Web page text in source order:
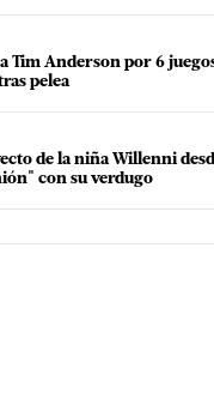
Tim Anderson por 6
pelea
de la niña Willenni
con su verdugo